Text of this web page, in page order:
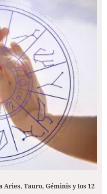
Aries, Tauro, Géminis y los 12